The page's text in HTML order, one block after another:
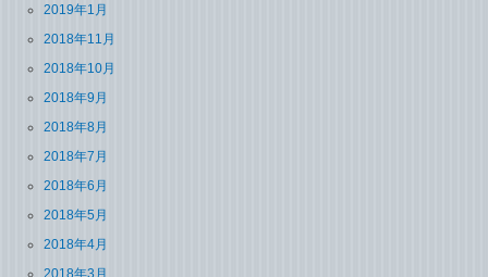
2019年1月
2018年11月
2018年10月
2018年9月
2018年8月
2018年7月
2018年6月
2018年5月
2018年4月
2018年3月